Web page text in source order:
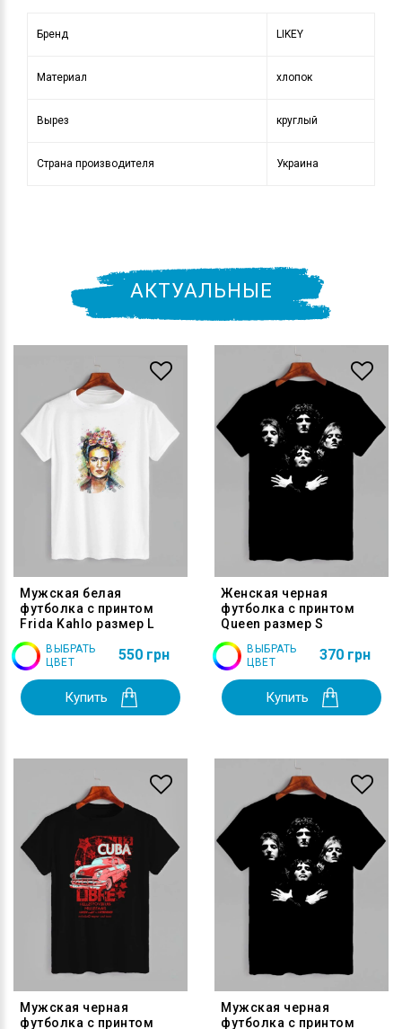
Бренд LIKEY
Материал хлопок
Вырез круглый
Страна производителя Украина
АКТУАЛЬНЫЕ
Мужская белая
футболка с принтом
Frida Kahlo размер L
ВЫБРАТЬ
ЦВЕТ
550 грн
Купить
Женская черная
футболка с принтом
Queen размер S
ВЫБРАТЬ
ЦВЕТ
370 грн
Купить
Мужская черная
футболка с принтом
Мужская черная
футболка с принтом